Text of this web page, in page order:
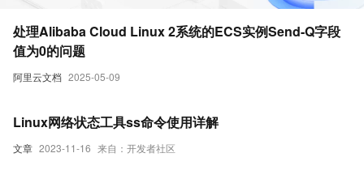
阿里云文档 2025-05-09
处理Alibaba Cloud Linux 2系统的ECS实例Send-Q字段
值为0的问题
文章 2023-11-16 来自：开发者社区
Linux网络状态工具ss命令使用详解